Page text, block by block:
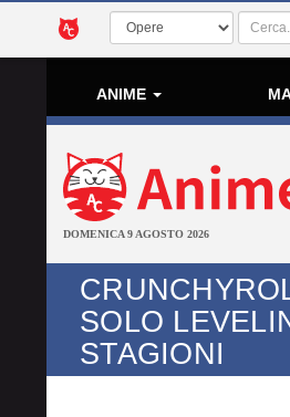
ANIME
DOMENICA 9 AGOSTO 2026
SOLO
STAGIONI